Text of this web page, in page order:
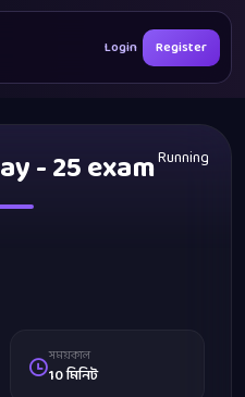
Login Register
Running
- 25 exam
সময়কাল
10 মিনিট